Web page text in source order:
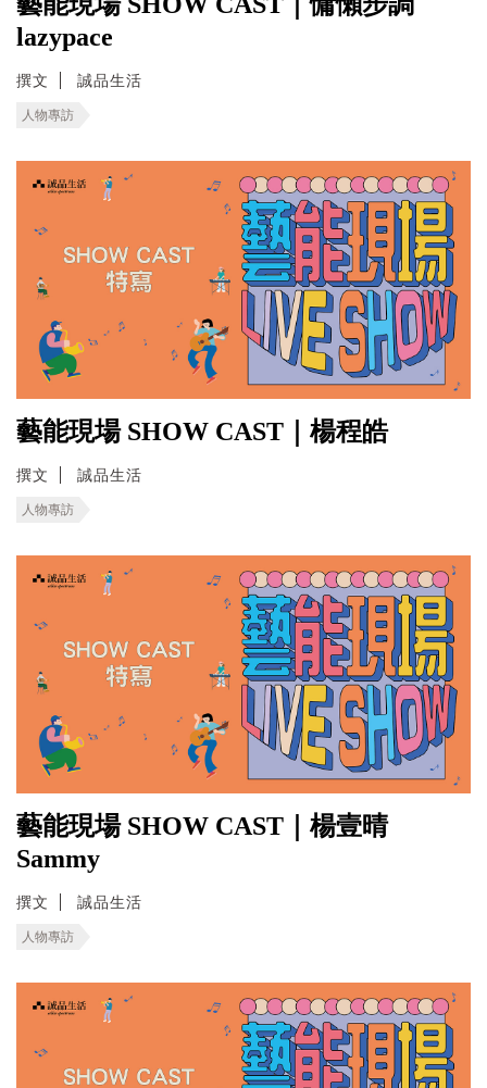
lazypace
撰文 誠品生活
人物專訪
藝能現場 SHOW CAST｜楊程皓
撰文 誠品生活
人物專訪
藝能現場 SHOW CAST｜楊壹晴
Sammy
撰文 誠品生活
人物專訪